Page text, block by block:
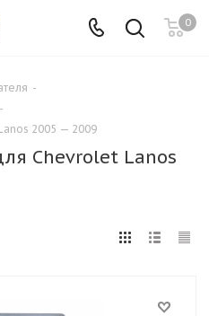
0
-
-
2005 — 2009
Chevrolet Lanos